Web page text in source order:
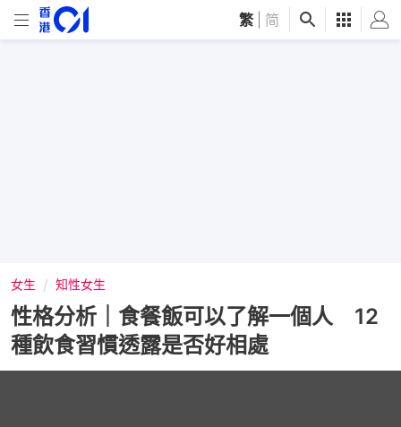
繁 简
女生 知性女生
性格分析｜食餐飯可以了解一個人 12
種飲食習慣透露是否好相處